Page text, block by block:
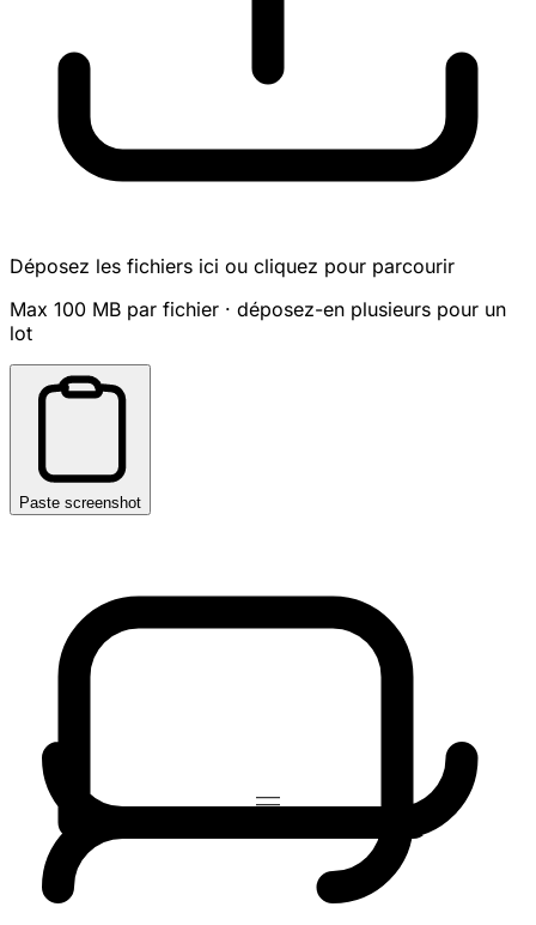
Déposez les fichiers ici ou cliquez pour parcourir
Max 100 MB par fichier · déposez-en plusieurs pour un
lot
Paste screenshot